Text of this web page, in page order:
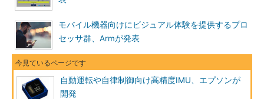
モバイル機器向けにビジュアル体験を提供するプロ
セッサ群、Armが発表
自動運転や自律制御向け高精度IMU、エプソンが
開発